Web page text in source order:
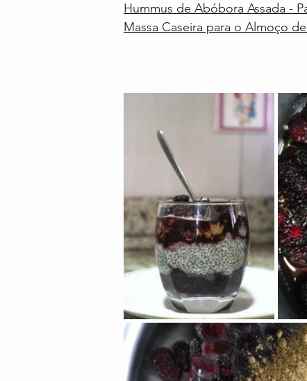
Hummus de Abóbora Assada -
Massa Caseira para o Almoço